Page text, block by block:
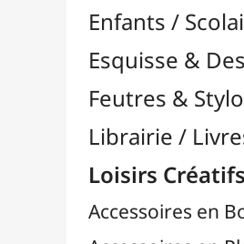
Accessoires pour Bijoux
Aiguilles & Couture

Agrafeuses Simples et Murales
Aimants
Bougies
Boutons & Button Press
Clous / Pointes / Épingles
Coloriage